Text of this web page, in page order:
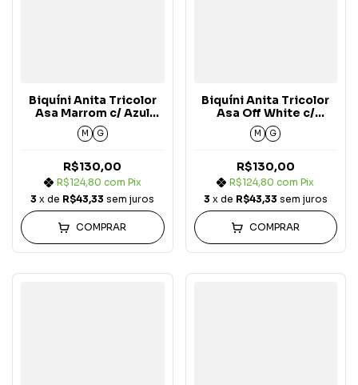
Biquíni Anita Tricolor
Asa Marrom c/ Azul
Bebê e Off White
Carmel Arizona
M G
R$130,00
R$124,80 com Pix
3 x de R$43,33 sem juros
COMPRAR
Biquíni Anita Tricolor
Asa Off White c/
Marrom e Azul Bebê
Carmel Arizona
M G
R$130,00
R$124,80com Pix
3 x de R$43,33 sem juros
COMPRAR